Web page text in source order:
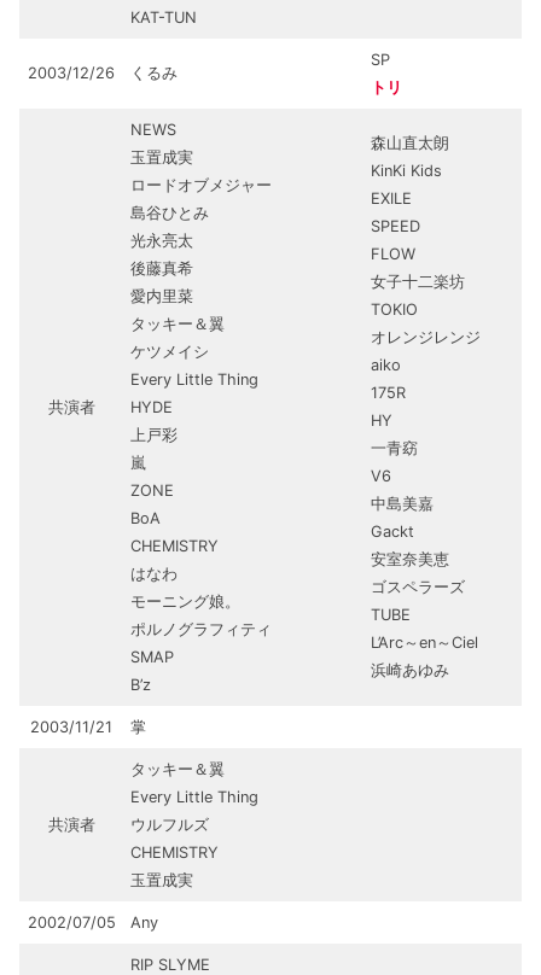
KAT-TUN
2003/12/26 くるみ
SP
トリ
共演者
NEWS
玉置成実
ロードオブメジャー
島谷ひとみ
光永亮太
後藤真希
愛内里菜
タッキー＆翼
ケツメイシ
Every Little Thing
HYDE
上戸彩
嵐
ZONE
BoA
CHEMISTRY
はなわ
モーニング娘。
ポルノグラフィティ
SMAP
B’z
森山直太朗
KinKi Kids
EXILE
SPEED
FLOW
女子十二楽坊
TOKIO
オレンジレンジ
aiko
175R
HY
一青窈
V6
中島美嘉
Gackt
安室奈美恵
ゴスペラーズ
TUBE
L’Arc～en～Ciel
浜崎あゆみ
2003/11/21 掌
共演者
タッキー＆翼
Every Little Thing
ウルフルズ
CHEMISTRY
玉置成実
2002/07/05 Any
RIP SLYME